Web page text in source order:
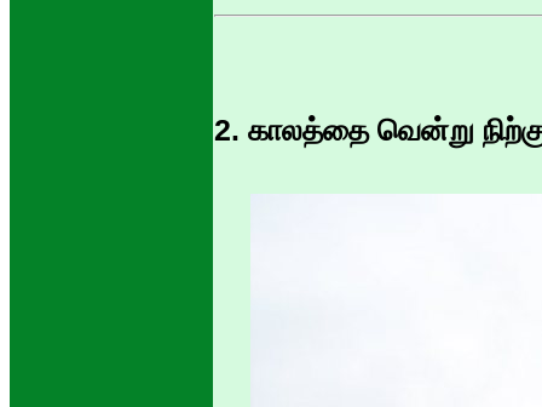
2. காலத்தை வென்று